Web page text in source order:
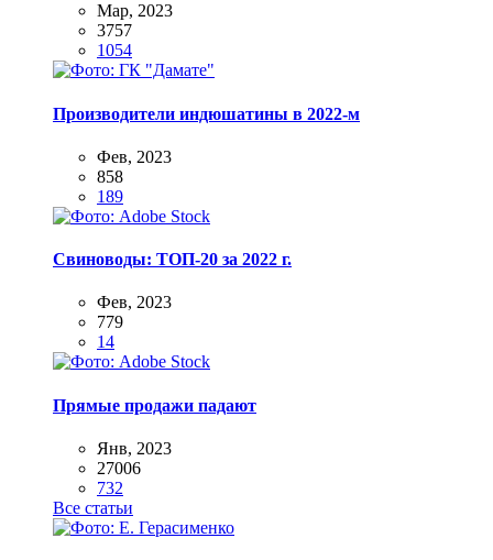
Мар, 2023
3757
1054
Производители индюшатины в 2022-м
Фев, 2023
858
189
Свиноводы: ТОП-20 за 2022 г.
Фев, 2023
779
14
Прямые продажи падают
Янв, 2023
27006
732
Все статьи